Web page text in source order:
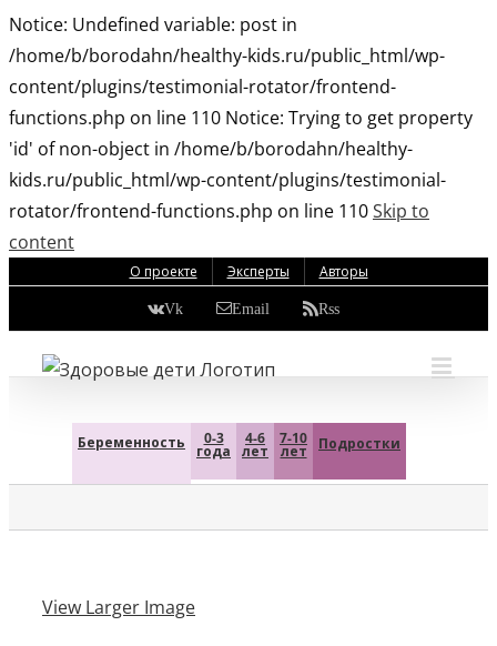
Notice: Undefined variable: post in
/home/b/borodahn/healthy-kids.ru/public_html/wp-
content/plugins/testimonial-rotator/frontend-
functions.php on line 110 Notice: Trying to get property
'id' of non-object in /home/b/borodahn/healthy-
kids.ru/public_html/wp-content/plugins/testimonial-
rotator/frontend-functions.php on line 110Skip to
content
О проекте Эксперты Авторы
Vk Email Rss
Беременность 0-3
года
4-6
лет
7-10
лет Подростки
View Larger Image